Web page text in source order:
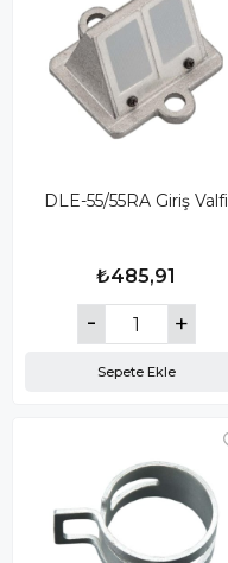
DLE-55/55RA Giriş Valfi
₺485,91
Sepete Ekle